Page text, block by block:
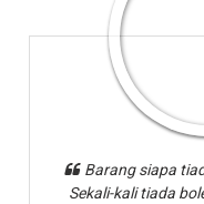
Barang siapa
Sekali-kali tiada